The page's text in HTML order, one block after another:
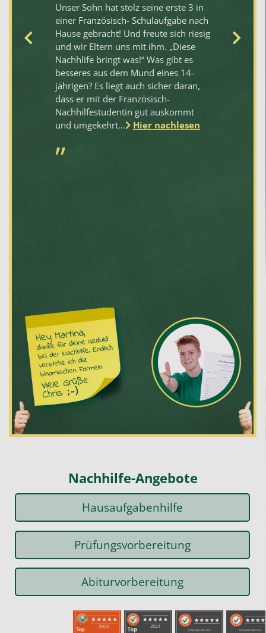
Unser Sohn hat stolz seine erste 3 in
einer Französisch- Schulaufgabe nach
Hause gebracht! Und freute sich riesig
und wir Eltern uns mit ihm. „Diese
Nachhlife bringt was!“ Was gibt es
besseres aus dem Mund eines 14-
jährigen? Es liegt auch sicher daran,
dass er mit der Französisch-
Nachhilfestudentin gut auskommt
und umgekehrt…
Hier nachlesen
Nachhilfe-Angebote
Hausaufgabenhilfe
Prüfungsvorbereitung
Abiturvorbereitung